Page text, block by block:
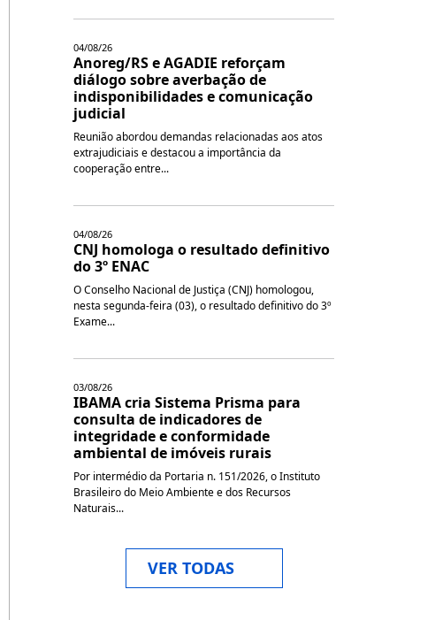
04/08/26
Anoreg/RS e AGADIE reforçam
diálogo sobre averbação de
indisponibilidades e comunicação
judicial
Reunião abordou demandas relacionadas aos atos
extrajudiciais e destacou a importância da
cooperação entre...
04/08/26
CNJ homologa o resultado definitivo
do 3º ENAC
O Conselho Nacional de Justiça (CNJ) homologou,
nesta segunda-feira (03), o resultado definitivo do 3º
Exame...
03/08/26
IBAMA cria Sistema Prisma para
consulta de indicadores de
integridade e conformidade
ambiental de imóveis rurais
Por intermédio da Portaria n. 151/2026, o Instituto
Brasileiro do Meio Ambiente e dos Recursos
Naturais...
VER TODAS